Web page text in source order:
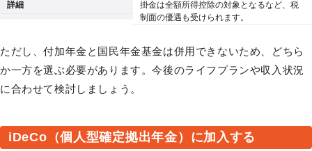
詳細
掛金は全額所得控除の対象となるなど、税
制面の優遇も受けられます。
ただし、付加年金と国民年金基金は併用できないため、どちら
か一方を選ぶ必要があります。今後のライフプランや収入状況
に合わせて検討しましょう。
iDeCo（個人型確定拠出年金）に加入する